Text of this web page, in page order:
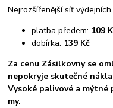
Nejrozšířenější síť výdejních
platba předem: 109
dobírka: 139 Kč
Za cenu Zásilkovny se
nepokryje skutečné
Vysoké palivové a
my.